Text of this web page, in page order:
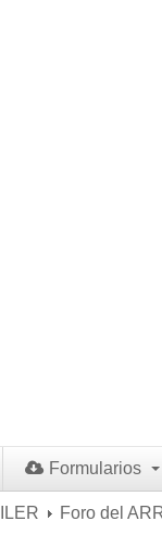
Formularios
Foro del